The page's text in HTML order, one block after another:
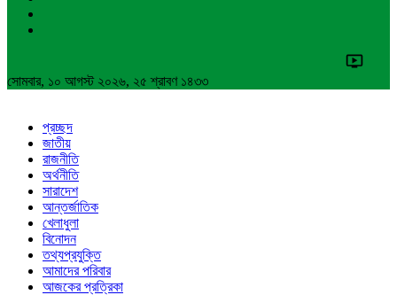
সোমবার, ১০ আগস্ট ২০২৬, ২৫ শ্রাবণ ১৪৩৩
প্রচ্ছদ
জাতীয়
রাজনীতি
অর্থনীতি
সারাদেশ
আন্তর্জাতিক
খেলাধুলা
বিনোদন
তথ্যপ্রযুক্তি
আমাদের পরিবার
আজকের প্রত্রিকা